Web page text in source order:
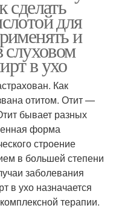
сделать
для
и
слуховом
в ухо
Как
отитом. Отит —
бывает разных
форма
строение
в большей степени
заболевания
в ухо назначается
терапии.